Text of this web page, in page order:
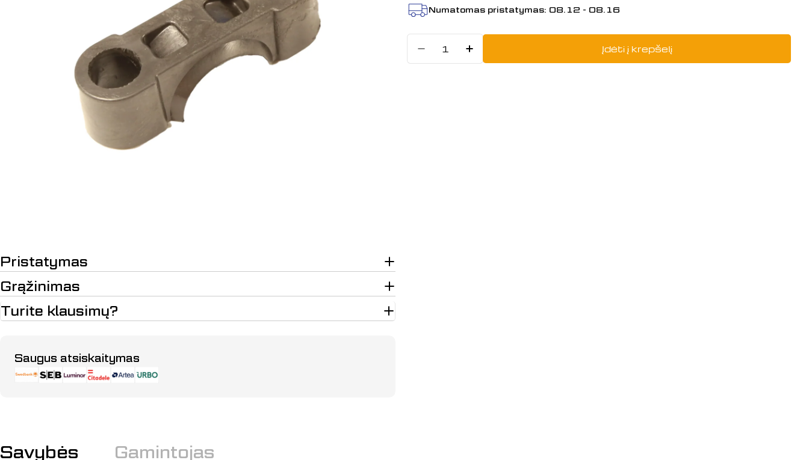
mediją 0 modalyje
Pristatymas
Grąžinimas
Turite klausimų?
Užduokite klausimą
Saugus atsiskaitymas
Apmokėjimo
būdai
Numatomas pristatymas: 08.12 - 08.16
Sumažinti kiekį: WASHER,STEERING STEM,
Padidinti WASHER,STEERING STEM,
Įdėti į krepšelį
Savybės Gamintojas